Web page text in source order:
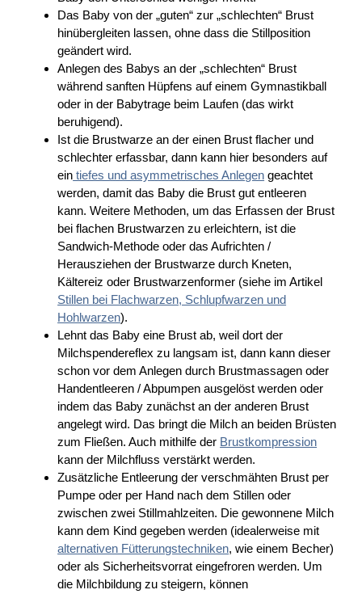
Das Baby von der „guten“ zur „schlechten“ Brust
hinübergleiten lassen, ohne dass die Stillposition
geändert wird.
Anlegen des Babys an der „schlechten“ Brust
während sanften Hüpfens auf einem Gymnastikball
oder in der Babytrage beim Laufen (das wirkt
beruhigend).
Ist die Brustwarze an der einen Brust flacher und
schlechter erfassbar, dann kann hier besonders auf
ein tiefes und asymmetrisches Anlegen geachtet
werden, damit das Baby die Brust gut entleeren
kann. Weitere Methoden, um das Erfassen der Brust
bei flachen Brustwarzen zu erleichtern, ist die
Sandwich-Methode oder das Aufrichten /
Herausziehen der Brustwarze durch Kneten,
Kältereiz oder Brustwarzenformer (siehe im Artikel
Stillen bei Flachwarzen, Schlupfwarzen und
Hohlwarzen).
Lehnt das Baby eine Brust ab, weil dort der
Milchspendereflex zu langsam ist, dann kann dieser
schon vor dem Anlegen durch Brustmassagen oder
Handentleeren / Abpumpen ausgelöst werden oder
indem das Baby zunächst an der anderen Brust
angelegt wird. Das bringt die Milch an beiden Brüsten
zum Fließen. Auch mithilfe der Brustkompression
kann der Milchfluss verstärkt werden.
Zusätzliche Entleerung der verschmähten Brust per
Pumpe oder per Hand nach dem Stillen oder
zwischen zwei Stillmahlzeiten. Die gewonnene Milch
kann dem Kind gegeben werden (idealerweise mit
alternativen Fütterungstechniken, wie einem Becher)
oder als Sicherheitsvorrat eingefroren werden. Um
die Milchbildung zu steigern, können